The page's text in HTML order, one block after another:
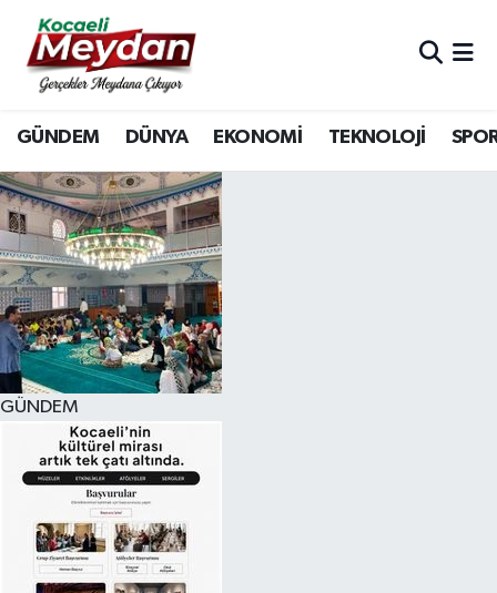
GÜNDEM DÜNYA EKONOMİ TEKNOLOJİ
GÜNDEM
Nöbetçi Eczaneler
Hava Durumu
Trafik Durumu
Süper Lig Puan Durumu ve Fikstür
Tüm Manşetler
Son Dakika Haberleri
Haber Arşivi